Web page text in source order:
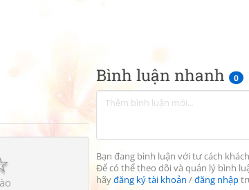
Bình luận nhanh 0
Bạn đang bình luận với tư cách
Để có thể theo dõi và quản lý bình
hãyđăng ký tài khoản /đăng nhập